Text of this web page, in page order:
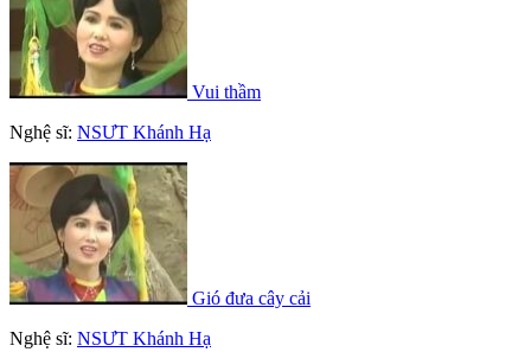
Vui thầm
Nghệ sĩ: NSƯT Khánh Hạ
Gió đưa cây cải
Nghệ sĩ: NSƯT Khánh Hạ